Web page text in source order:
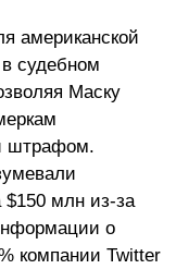
американской
судебном
Маску
штрафом.
млн из-за
о
компании Twitter